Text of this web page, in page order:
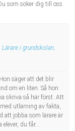
som söker dig till oss
Lärare i grundskolan,
säger att det blir
om en liten. Så hon
skriva så här först. Att
utlärning av fakta,
att jobba som lärare är
du får...